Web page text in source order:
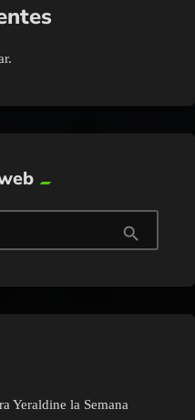
search
Yeraldine la Semana